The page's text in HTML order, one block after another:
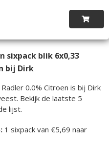
sixpack blik 6x0,33
bij Dirk
0.0% Citroen is bij Dirk
Bekijk de laatste 5
lijst.
1 sixpack van €5,69 naar